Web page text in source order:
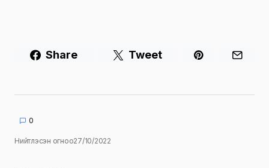
Share Tweet
0
Нийтлэсэн огноо27/10/2022